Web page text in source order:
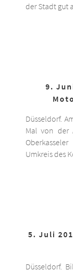
der Stadt gut
9.
Düsseldorf.
Mal von der
Umkreis des
5. Juli
Düsseldorf.